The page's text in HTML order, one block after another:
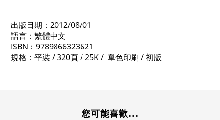
出版日期： 2012/08/01
語言：繁體中文
ISBN：9789866323621
規格：平裝 / 320頁 / 25K / 單色印刷 / 初版
您可能喜歡...